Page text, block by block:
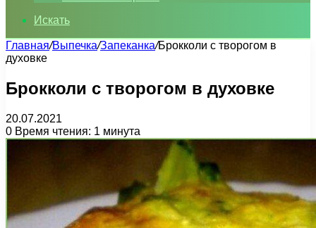
Искать
Главная/Выпечка/Запеканка/Брокколи с творогом в
духовке
Брокколи с творогом в духовке
20.07.2021
0 Время чтения: 1 минута